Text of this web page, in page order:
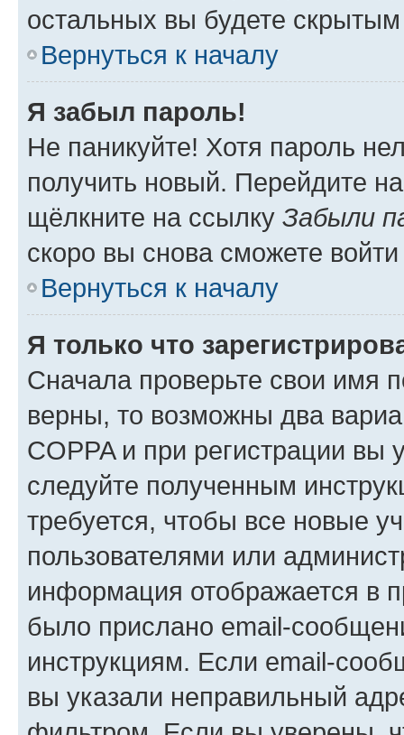
остальных вы будете
Вернуться к началу
Я забыл пароль!
Не паникуйте! Хотя пароль
получить новый. Перейдите
щёлкните на ссылку Забыли
скоро вы снова сможете
Вернуться к началу
Я только что
Сначала проверьте свои имя
верны, то возможны два
COPPA и при регистрации вы
следуйте полученным
требуется, чтобы все новые
пользователями или
информация отображается в
было прислано email-
инструкциям. Если email-
вы указали неправильный